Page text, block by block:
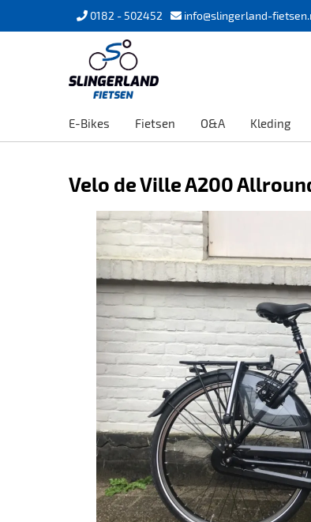
0182 - 502452 info@slingerland-
E-Bikes Fietsen O&A Kleding
Velo de Ville A200